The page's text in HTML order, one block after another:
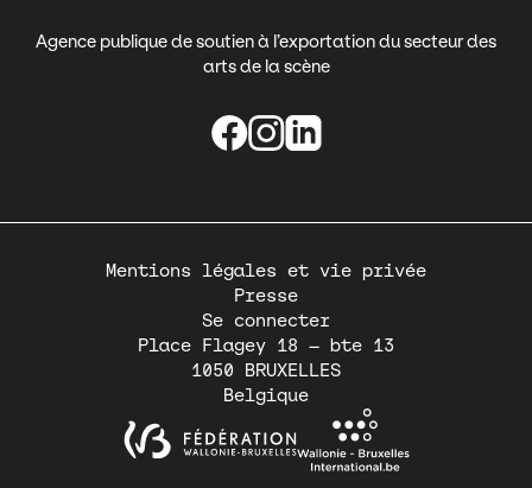
Agence publique de soutien à l’exportation du secteur des
arts de la scène
Pied
Mentions légales et vie privée
Presse
Se connecter
Place Flagey 18 – bte 13
1050
BRUXELLES
Belgique